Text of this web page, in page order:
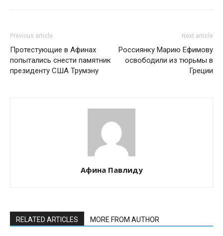
Previous article
Протестующие в Афинах
попытались снести памятник
президенту США Трумэну
Next article
Россиянку Марию Ефимову
освободили из тюрьмы в
Греции
Афина Павлиду
RELATED ARTICLES MORE FROM AUTHOR